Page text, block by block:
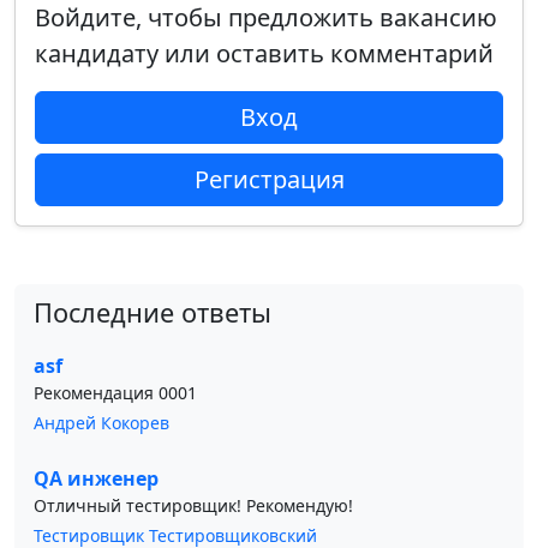
Войдите, чтобы предложить вакансию
кандидату или оставить комментарий
Вход
Регистрация
Последние ответы
asf
Рекомендация 0001
Андрей Кокорев
QA инженер
Отличный тестировщик! Рекомендую!
Тестировщик Тестировщиковский